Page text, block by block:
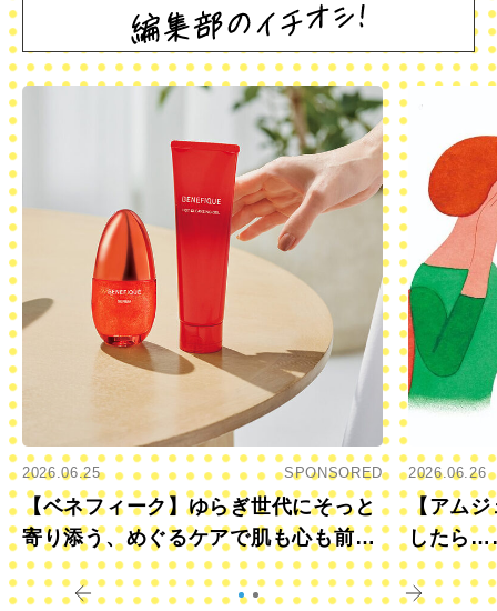
2026.06.25 SPONSORED
【ベネフィーク】ゆらぎ世代にそっと
寄り添う、めぐるケアで肌も心も前向
きに
2026.06.26
【アムジ
したら
すか？